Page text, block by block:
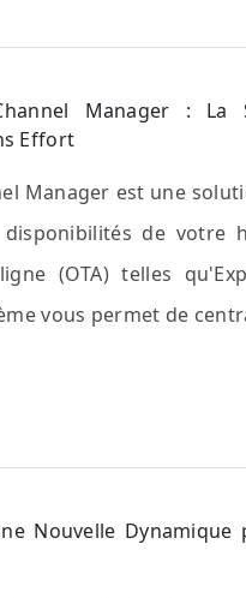
Manager :
Effort
Manager est une
de votre
(OTA) telles
vous permet de
Nouvelle